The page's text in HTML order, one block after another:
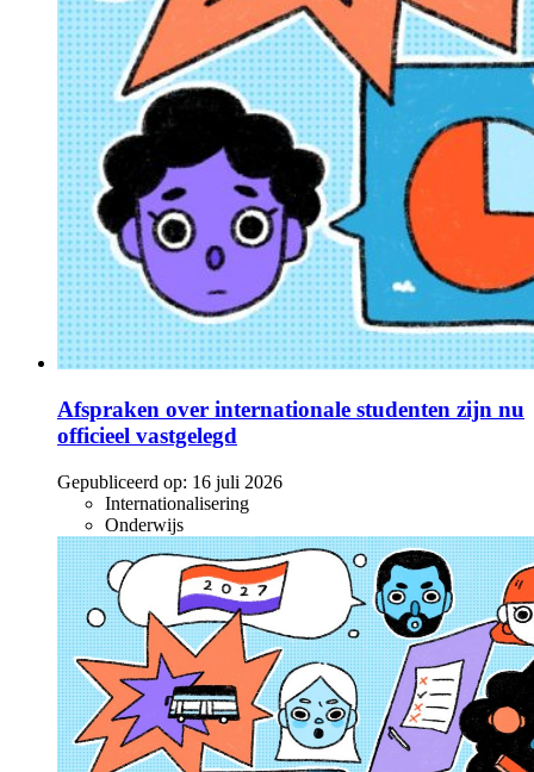
Afspraken over internationale studenten zijn nu
officieel vastgelegd
Gepubliceerd op: 16 juli 2026
Internationalisering
Onderwijs